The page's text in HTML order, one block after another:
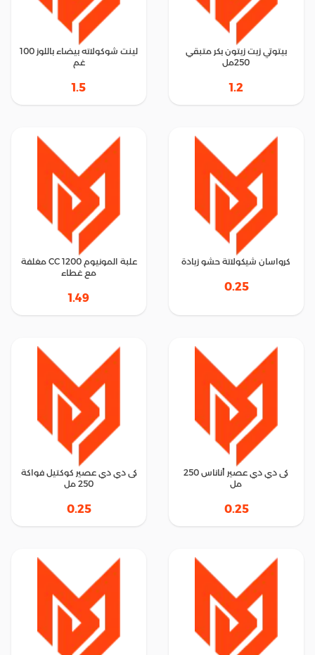
بيتوتي زيت زيتون بكر متبقي
250مل
1.2
لينت شوكولاته بيضاء باللوز 100
غم
1.5
كرواسان شيكولاتة حشو زيادة
0.25
علبة المونيوم 1200 CC مغلفة
مع غطاء
1.49
كى دي دي عصير أناناس 250
مل
0.25
كى دي دي عصير كوكتيل فواكة
250 مل
0.25